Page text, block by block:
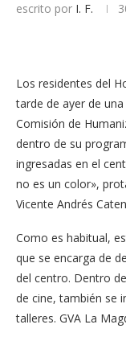
escrito por I. F.
Los residentes del
tarde de ayer de
Comisión de
dentro de su
ingresadas en el
no es un color»,
Vicente Andrés
Como es habitual,
que se encarga de
del centro. Dentro
de cine, también se
talleres. GVA La